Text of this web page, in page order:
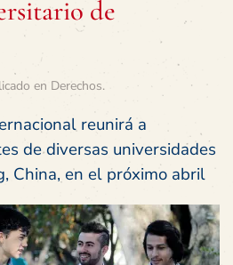
de
en Derechos.
reunirá a
de diversas universidades
China, en el próximo abril